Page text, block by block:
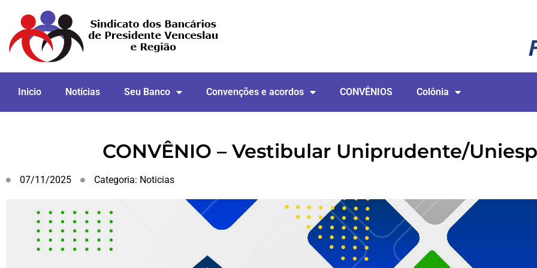
Inicio Notícias Seu Banco Convenções e acordos CONVÊNIOS Colônia
CONVÊNIO – Vestibular Uniprudente/
07/11/2025 Categoria: Noticias